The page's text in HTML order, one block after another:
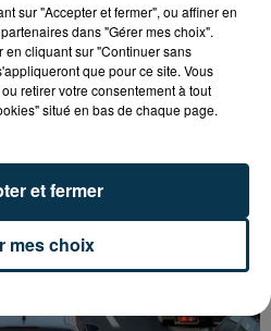
À SOCHAUX, UNE
NOS VERTS ?
sur "Accepter et fermer", ou affiner en
dans "Gérer mes choix".
en cliquant sur "Continuer sans
que pour ce site. Vous
retirer votre consentement à tout
situé en bas de chaque page.
mes choix
et fermer